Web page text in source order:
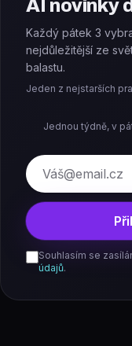
AI novinky
Každý pátek 3
nejdůležitější ze
balastu.
Jeden z nejstarších
Jednou týdně, v
E-mail
Souhlasím se
údajů.